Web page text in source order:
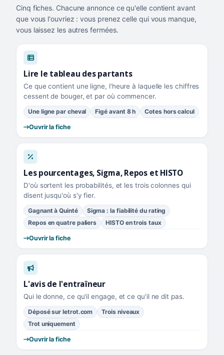
Cinq fiches. Chacune annonce ce qu'elle contient avant
que vous l'ouvriez : vous prenez celle qui vous manque,
vous laissez les autres fermées.
Lire le tableau des partants
Ce que contient une ligne, l'heure à laquelle les chiffres
cessent de bouger, et par où commencer.
Une ligne par cheval Figé avant 8 h Cotes hors calcul
Ouvrir la fiche
Les pourcentages, Sigma, Repos et HISTO
D'où sortent les probabilités, et les trois colonnes qui
disent jusqu'où s'y fier.
Gagnant à Quinté
Sigma : la fiabilité du rating
Repos en quatre paliers
HISTO en trois taux
Ouvrir la fiche
L'avis de l'entraîneur
Qui le donne, ce qu'il engage, et ce qu'il ne dit pas.
Déposé sur letrot.com
Trois niveaux
Trot uniquement
Ouvrir la fiche